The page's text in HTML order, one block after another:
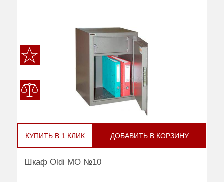
КУПИТЬ В 1 КЛИК ДОБАВИТЬ В КОРЗИНУ
Шкаф Oldi МО №10